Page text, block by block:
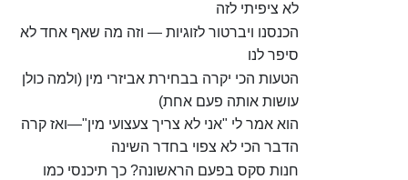
לא ציפיתי לזה
הכנסנו ויברטור לזוגיות — וזה מה שאף אחד לא
סיפר לנו
הטעות הכי יקרה בבחירת אביזרי מין (ולמה כולן
עושות אותה פעם אחת)
הוא אמר לי "אני לא צריך צעצועי מין"—ואז קרה
הדבר הכי לא צפוי בחדר השינה
חנות סקס בפעם הראשונה? כך תיכנסי כמו